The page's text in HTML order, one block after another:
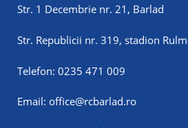
Str. 1 Decembrie nr. 21, Barlad
Str. Republicii nr. 319, stadion
Telefon: 0235 471 009
Email: office@rcbarlad.ro